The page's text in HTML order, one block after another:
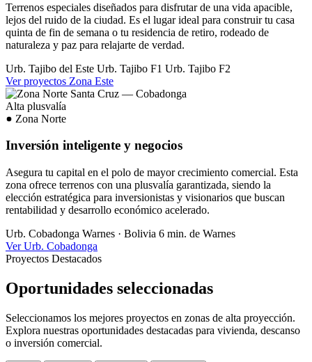
Terrenos especiales diseñados para disfrutar de una vida apacible,
lejos del ruido de la ciudad. Es el lugar ideal para construir tu casa
quinta de fin de semana o tu residencia de retiro, rodeado de
naturaleza y paz para relajarte de verdad.
Urb. Tajibo del Este Urb. Tajibo F1 Urb. Tajibo F2
Ver proyectos Zona Este
Alta plusvalía
Zona Norte
Inversión inteligente y negocios
Asegura tu capital en el polo de mayor crecimiento comercial. Esta
zona ofrece terrenos con una plusvalía garantizada, siendo la
elección estratégica para inversionistas y visionarios que buscan
rentabilidad y desarrollo económico acelerado.
Urb. Cobadonga Warnes · Bolivia 6 min. de Warnes
Ver Urb. Cobadonga
Proyectos Destacados
Oportunidades seleccionadas
Seleccionamos los mejores proyectos en zonas de alta proyección.
Explora nuestras oportunidades destacadas para vivienda, descanso
o inversión comercial.